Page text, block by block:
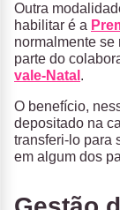
Outra
habilitar é a
normalmente se
parte do
vale-Natal .
O benefício,
depositado na
transferi-lo para
em algum dos